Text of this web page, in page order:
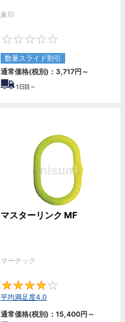
象印
数量スライド割引
通常価格(税別)： 3,717円 ～
1日目～
マスターリンク MF
マーテック
平均満足度4.0
通常価格(税別)： 15,400円 ～